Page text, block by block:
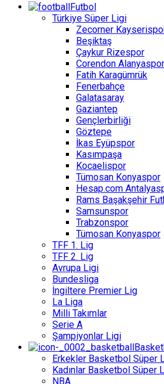
Futbol
Türkiye Süper Ligi
Zecorner
Beşiktaş
Çaykur Rizespor
Corendon Alanyaspor
Fatih Karagümrük
Fenerbahçe
Galatasaray
Gaziantep
Gençlerbirliği
Göztepe
İkas Eyüpspor
Kasımpaşa
Kocaelispor
Tümosan Konyaspor
Hesap.com
Rams Başakşehir
Samsunspor
Trabzonspor
Tümosan Konyaspor
TFF 1. Lig
TFF 2. Lig
Avrupa Ligi
Bundesliga
İngiltere Premier Lig
La Liga
Milli Takımlar
Serie A
Şampiyonlar Ligi
Erkekler Basketbol Süper
Kadınlar Basketbol Süper
NBA